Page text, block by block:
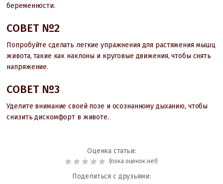
беременности.
СОВЕТ №2
Попробуйте сделать легкие упражнения для растяжения мышц
живота, такие как наклоны и круговые движения, чтобы снять
напряжение.
СОВЕТ №3
Уделите внимание своей позе и осознанному дыханию, чтобы
снизить дискомфорт в животе.
Оценка статьи:
(пока оценок нет)
Поделиться с друзьями: